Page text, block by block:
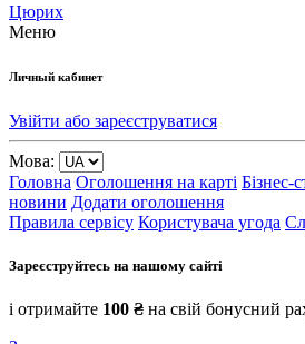
Цюрих
Меню
Личный кабинет
Увійти або зареєструватися
Мова:
Головна Оголошення на карті Бізнес-
новини Додати оголошення
Правила сервісу Користувача угода
Зареєструйтесь на нашому сайті
і отримайте 100 ₴ на свій бонусний